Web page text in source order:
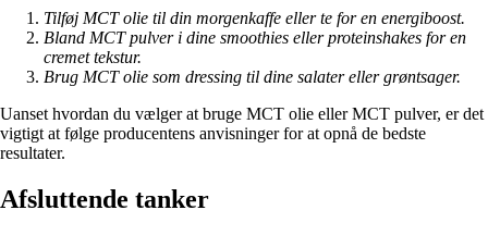
Tilføj MCT olie til din morgenkaffe eller te for en energiboost.
Bland MCT pulver i dine smoothies eller proteinshakes for en
cremet tekstur.
Brug MCT olie som dressing til dine salater eller grøntsager.
Uanset hvordan du vælger at bruge MCT olie eller MCT pulver, er det
vigtigt at følge producentens anvisninger for at opnå de bedste
resultater.
Afsluttende tanker